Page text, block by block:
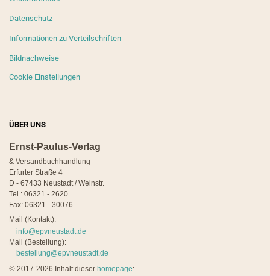
Datenschutz
Informationen zu Verteilschriften
Bildnachweise
Cookie Einstellungen
ÜBER UNS
Ernst-Paulus-Verlag
& Versandbuchhandlung
Erfurter Straße 4
D - 67433 Neustadt / Weinstr.
Tel.: 06321 - 2620
Fax: 06321 - 30076
Mail (Kontakt):
info@epvneustadt.de
Mail (Bestellung):
bestellung@epvneustadt.de
© 2017-2026 Inhalt dieser homepage: